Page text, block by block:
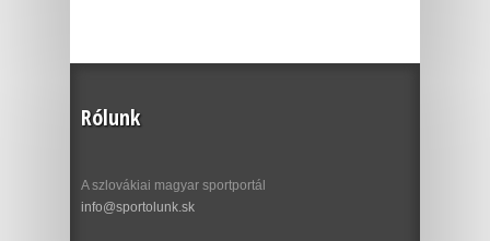
Rólunk
A szlovákiai magyar sportportál
info@sportolunk.sk